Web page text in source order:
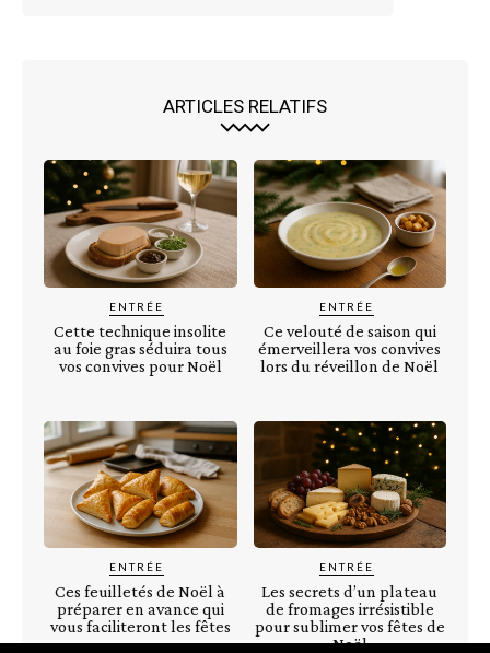
ARTICLES RELATIFS
ENTRÉE
Cette technique insolite
au foie gras séduira tous
vos convives pour Noël
ENTRÉE
Ce velouté de saison qui
émerveillera vos convives
lors du réveillon de Noël
ENTRÉE
Ces feuilletés de Noël à
préparer en avance qui
vous faciliteront les fêtes
ENTRÉE
Les secrets d’un plateau
de fromages irrésistible
pour sublimer vos fêtes de
Noël